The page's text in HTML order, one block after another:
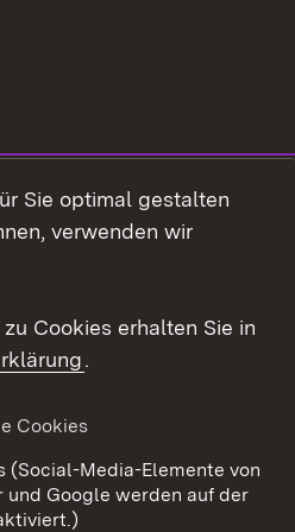
Datenschutz
Cookies
Sie optimal gestalten
verwenden wir
Cookies erhalten Sie in
.
Cookies
(Social-Media-Elemente von
und Google werden auf der